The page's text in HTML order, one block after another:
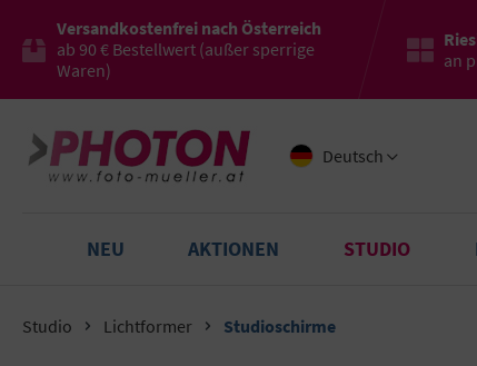
Versandkostenfrei nach Österreich
ab 90 € Bestellwert (außer sperrige
Waren)
an
Deutsch
NEU AKTIONEN STUDIO
Studio Lichtformer Studioschirme